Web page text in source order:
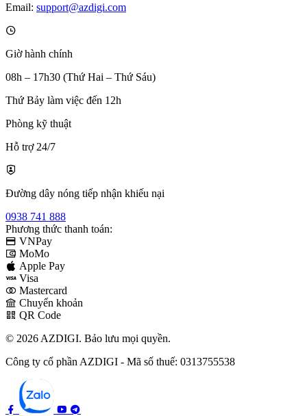
Email: support@azdigi.com
Giờ hành chính
08h – 17h30 (Thứ Hai – Thứ Sáu)
Thứ Bảy làm việc đến 12h
Phòng kỹ thuật
Hỗ trợ 24/7
Đường dây nóng tiếp nhận khiếu nại
0938 741 888
Phương thức thanh toán:
VNPay
MoMo
Apple Pay
Visa
Mastercard
Chuyển khoản
QR Code
© 2026 AZDIGI. Bảo lưu mọi quyền.
Công ty cổ phần AZDIGI - Mã số thuế: 0313755538